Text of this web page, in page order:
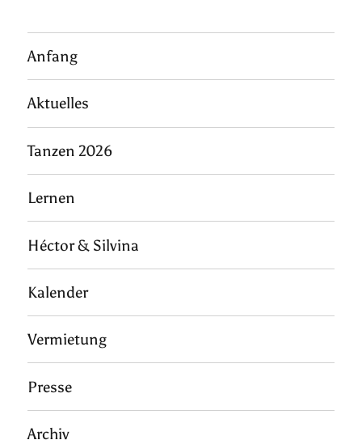
Anfang
Aktuelles
Tanzen 2026
Lernen
Héctor & Silvina
Kalender
Vermietung
Presse
Archiv